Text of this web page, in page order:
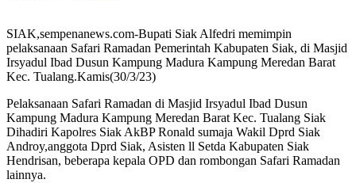
SIAK,sempenanews.com-Bupati Siak Alfedri memimpin
pelaksanaan Safari Ramadan Pemerintah Kabupaten Siak, di Masjid
Irsyadul Ibad Dusun Kampung Madura Kampung Meredan Barat
Kec. Tualang.Kamis(30/3/23)
Pelaksanaan Safari Ramadan di Masjid Irsyadul Ibad Dusun
Kampung Madura Kampung Meredan Barat Kec. Tualang Siak
Dihadiri Kapolres Siak AkBP Ronald sumaja Wakil Dprd Siak
Androy,anggota Dprd Siak, Asisten ll Setda Kabupaten Siak
Hendrisan, beberapa kepala OPD dan rombongan Safari Ramadan
lainnya.